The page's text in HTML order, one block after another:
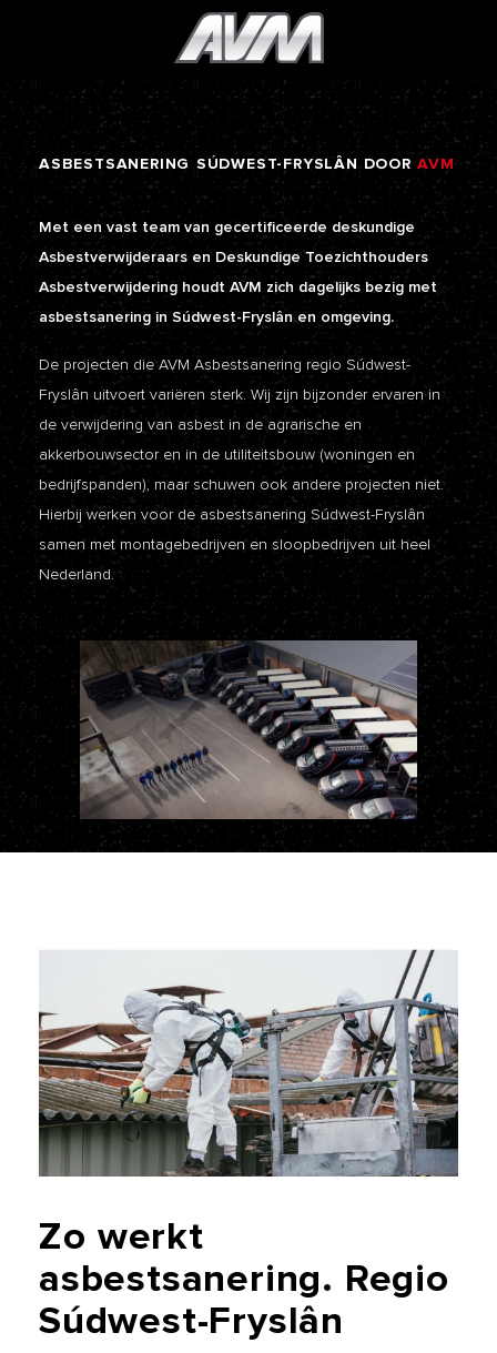
ASBESTSANERING SÚDWEST-FRYSLÂN DOOR AVM
Met een vast team van gecertificeerde deskundige
Asbestverwijderaars en Deskundige Toezichthouders
Asbestverwijdering houdt AVM zich dagelijks bezig met
asbestsanering in Súdwest-Fryslân en omgeving.
De projecten die AVM Asbestsanering regio Súdwest-
Fryslân uitvoert variëren sterk. Wij zijn bijzonder ervaren in
de verwijdering van asbest in de agrarische en
akkerbouwsector en in de utiliteitsbouw (woningen en
bedrijfspanden), maar schuwen ook andere projecten niet.
Hierbij werken voor de asbestsanering Súdwest-Fryslân
samen met montagebedrijven en sloopbedrijven uit heel
Nederland.
Zo werkt
asbestsanering. Regio
Súdwest-Fryslân